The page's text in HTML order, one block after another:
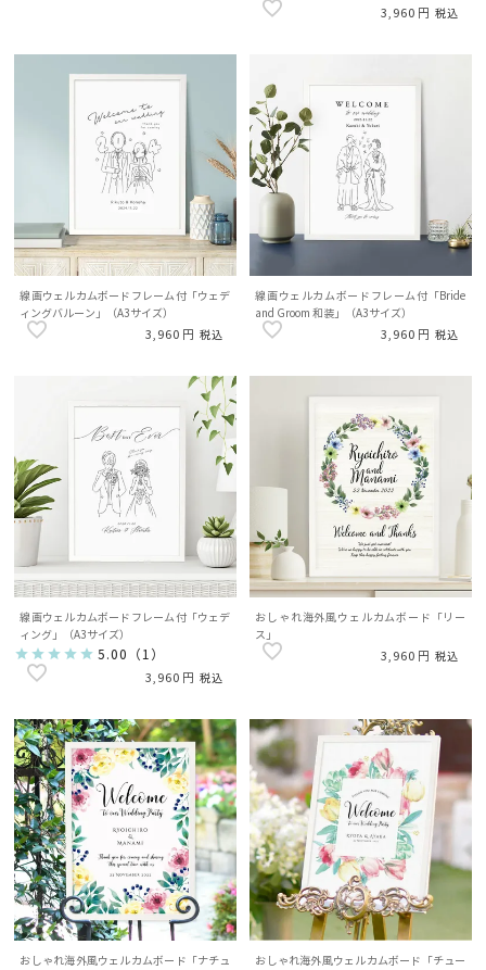
3,960 税込
線画ウェルカムボードフレーム付「ウェデ
ィングバルーン」（A3サイズ）
3,960 税込
線画ウェルカムボードフレーム付「Bride
and Groom 和装」（A3サイズ）
3,960 税込
線画ウェルカムボードフレーム付「ウェデ
ィング」（A3サイズ）
5.00 （ 1 ）
3,960 税込
おしゃれ海外風ウェルカムボード「リー
ス」
3,960 税込
おしゃれ海外風ウェルカムボード「ナチュ
おしゃれ海外風ウェルカムボード「チュー